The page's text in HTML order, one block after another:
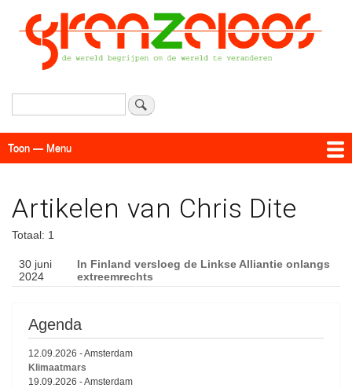
Overslaan
en
naar
de
Zoeken
Menu
Toon — Menu
Artikelen van Chris Dite
Totaal: 1
30 juni
2024
In Finland versloeg de Linkse Alliantie onlangs
extreemrechts
Agenda
12.09.2026 -Amsterdam
Klimaatmars
19.09.2026 -Amsterdam